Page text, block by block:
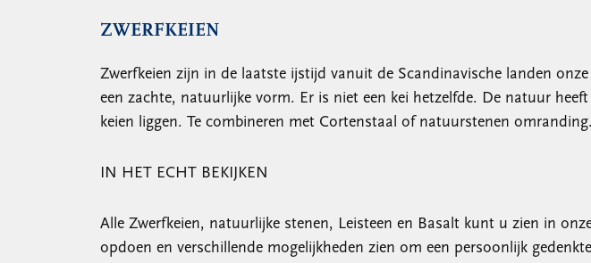
ZWERFKEIEN
Zwerfkeien zijn in de laatste ijstijd vanuit de Scandinavische landen
een zachte, natuurlijke vorm. Er is niet een kei hetzelfde. De natuur
keien liggen. Te combineren met Cortenstaal of natuurstenen omranding.
IN HET ECHT BEKIJKEN
Alle Zwerfkeien, natuurlijke stenen, Leisteen en Basalt kunt u zien in
opdoen en verschillende mogelijkheden zien om een persoonlijk